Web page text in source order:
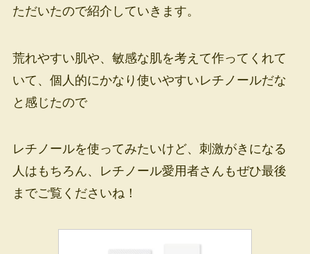
ただいたので紹介していきます。
荒れやすい肌や、敏感な肌を考えて作ってくれて
いて、個人的にかなり使いやすいレチノールだな
と感じたので
レチノールを使ってみたいけど、刺激がきになる
人はもちろん、レチノール愛用者さんもぜひ最後
までご覧くださいね！